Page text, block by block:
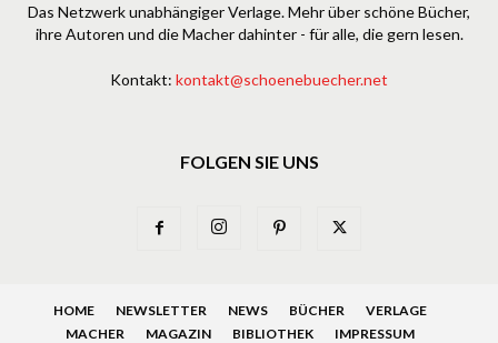
Das Netzwerk unabhängiger Verlage. Mehr über schöne Bücher,
ihre Autoren und die Macher dahinter - für alle, die gern lesen.
Kontakt: kontakt@schoenebuecher.net
FOLGEN SIE UNS
HOME NEWSLETTER NEWS BÜCHER
VERLAGE
MACHER
MAGAZIN BIBLIOTHEK
IMPRESSUM